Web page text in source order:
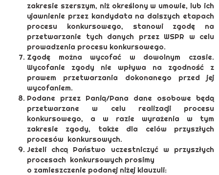
zakresie szerszym, niż określony w umowie, lub ich
ujawnienie przez kandydata na dalszych etapach
procesu konkursowego, stanowi zgodę na
przetwarzanie tych danych przez WSPR w celu
prowadzenia procesu konkursowego.
Zgodę można wycofać w dowolnym czasie.
Wycofanie zgody nie wpływa na zgodność z
prawem przetwarzania dokonanego przed jej
wycofaniem.
Podane przez Panią/Pana dane osobowe będą
przetwarzane w celu realizacji procesu
konkursowego, a w razie wyrażenia w tym
zakresie zgody, także dla celów przyszłych
procesów konkursowych.
Jeżeli chcą Państwo uczestniczyć w przyszłych
procesach konkursowych prosimy
o zamieszczenie podanej niżej klauzuli: